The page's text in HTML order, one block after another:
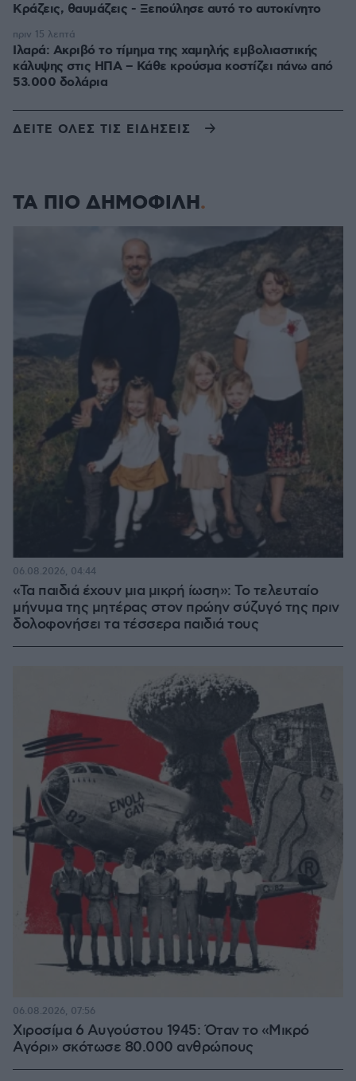
Κράζεις, θαυμάζεις - Ξεπούλησε αυτό το αυτοκίνητο
Ιλαρά: Ακριβό το τίμημα της χαμηλής εμβολιαστικής
κάλυψης στις ΗΠΑ – Κάθε κρούσμα κοστίζει πάνω από
53.000 δολάρια
πριν 15 λεπτά
ΔΕΙΤΕ ΟΛΕΣ ΤΙΣ ΕΙΔΗΣΕΙΣ
ΤΑ ΠΙΟ ΔΗΜΟΦΙΛΗ
«Τα παιδιά έχουν μια μικρή ίωση»: Το τελευταίο
μήνυμα της μητέρας στον πρώην σύζυγό της πριν
δολοφονήσει τα τέσσερα παιδιά τους
06.08.2026, 04:44
Χιροσίμα 6 Αυγούστου 1945: Όταν το «Μικρό
Αγόρι» σκότωσε 80.000 ανθρώπους
06.08.2026, 07:56